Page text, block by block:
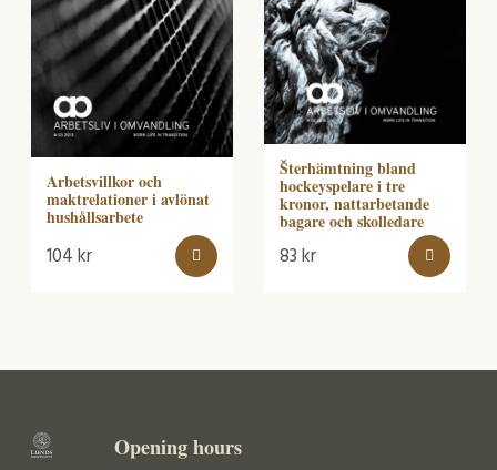
Arbetsvillkor och
maktrelationer i avlönat
hushållsarbete
104kr
Šterhämtning bland
hockeyspelare i tre
kronor, nattarbetande
bagare och skolledare
83kr
Opening hours